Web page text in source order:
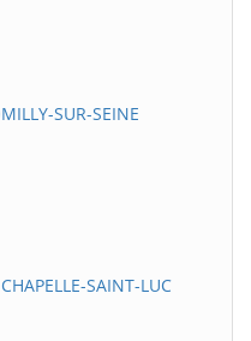
SUR-SEINE
SAINT-LUC